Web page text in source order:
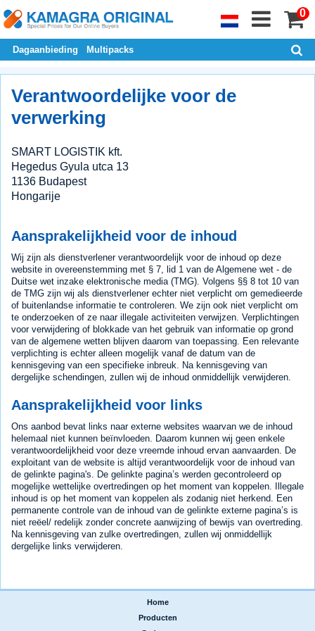
0
Dagaanbieding Multipacks
Verantwoordelijke voor de
verwerking
SMART LOGISTIK kft.
Hegedus Gyula utca 13
1136 Budapest
Hongarije
Aansprakelijkheid voor de inhoud
Wij zijn als dienstverlener verantwoordelijk voor de inhoud op deze
website in overeenstemming met § 7, lid 1 van de Algemene wet - de
Duitse wet inzake elektronische media (TMG). Volgens §§ 8 tot 10 van
de TMG zijn wij als dienstverlener echter niet verplicht om gemedieerde
of buitenlandse informatie te controleren. We zijn ook niet verplicht om
te onderzoeken of ze naar illegale activiteiten verwijzen. Verplichtingen
voor verwijdering of blokkade van het gebruik van informatie op grond
van de algemene wetten blijven daarom van toepassing. Een relevante
verplichting is echter alleen mogelijk vanaf de datum van de
kennisgeving van een specifieke inbreuk. Na kennisgeving van
dergelijke schendingen, zullen wij de inhoud onmiddellijk verwijderen.
Aansprakelijkheid voor links
Ons aanbod bevat links naar externe websites waarvan we de inhoud
helemaal niet kunnen beïnvloeden. Daarom kunnen wij geen enkele
verantwoordelijkheid voor deze vreemde inhoud ervan aanvaarden. De
exploitant van de website is altijd verantwoordelijk voor de inhoud van
de gelinkte pagina's. De gelinkte pagina’s werden gecontroleerd op
mogelijke wettelijke overtredingen op het moment van koppelen. Illegale
inhoud is op het moment van koppelen als zodanig niet herkend. Een
permanente controle van de inhoud van de gelinkte externe pagina’s is
niet reëel/ redelijk zonder concrete aanwijzing of bewijs van overtreding.
Na kennisgeving van zulke overtredingen, zullen wij onmiddellijk
dergelijke links verwijderen.
Home
Producten